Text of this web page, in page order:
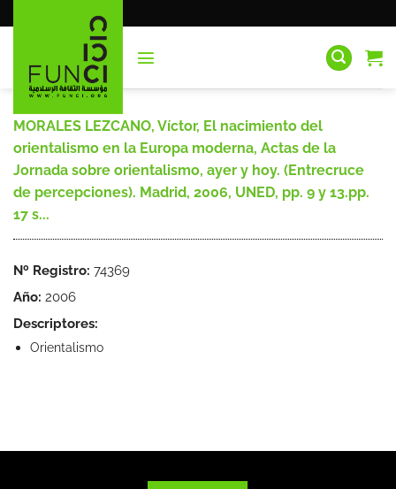
al
MORALES LEZCANO, Víctor, El nacimiento del
orientalismo en la Europa moderna, Actas de la
Jornada sobre orientalismo, ayer y hoy. (Entrecruce
de percepciones). Madrid, 2006, UNED, pp. 9 y 13.pp.
17 s...
Nº Registro: 74369
Año: 2006
Descriptores:
Orientalismo